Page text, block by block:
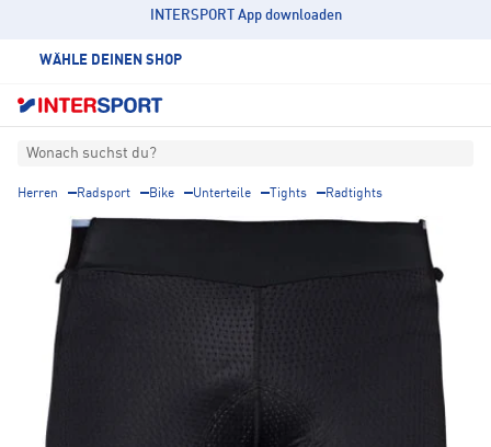
INTERSPORT App downloaden
WÄHLE DEINEN SHOP
Wonach suchst du?
Herren Radsport Bike Unterteile Tights Radtights